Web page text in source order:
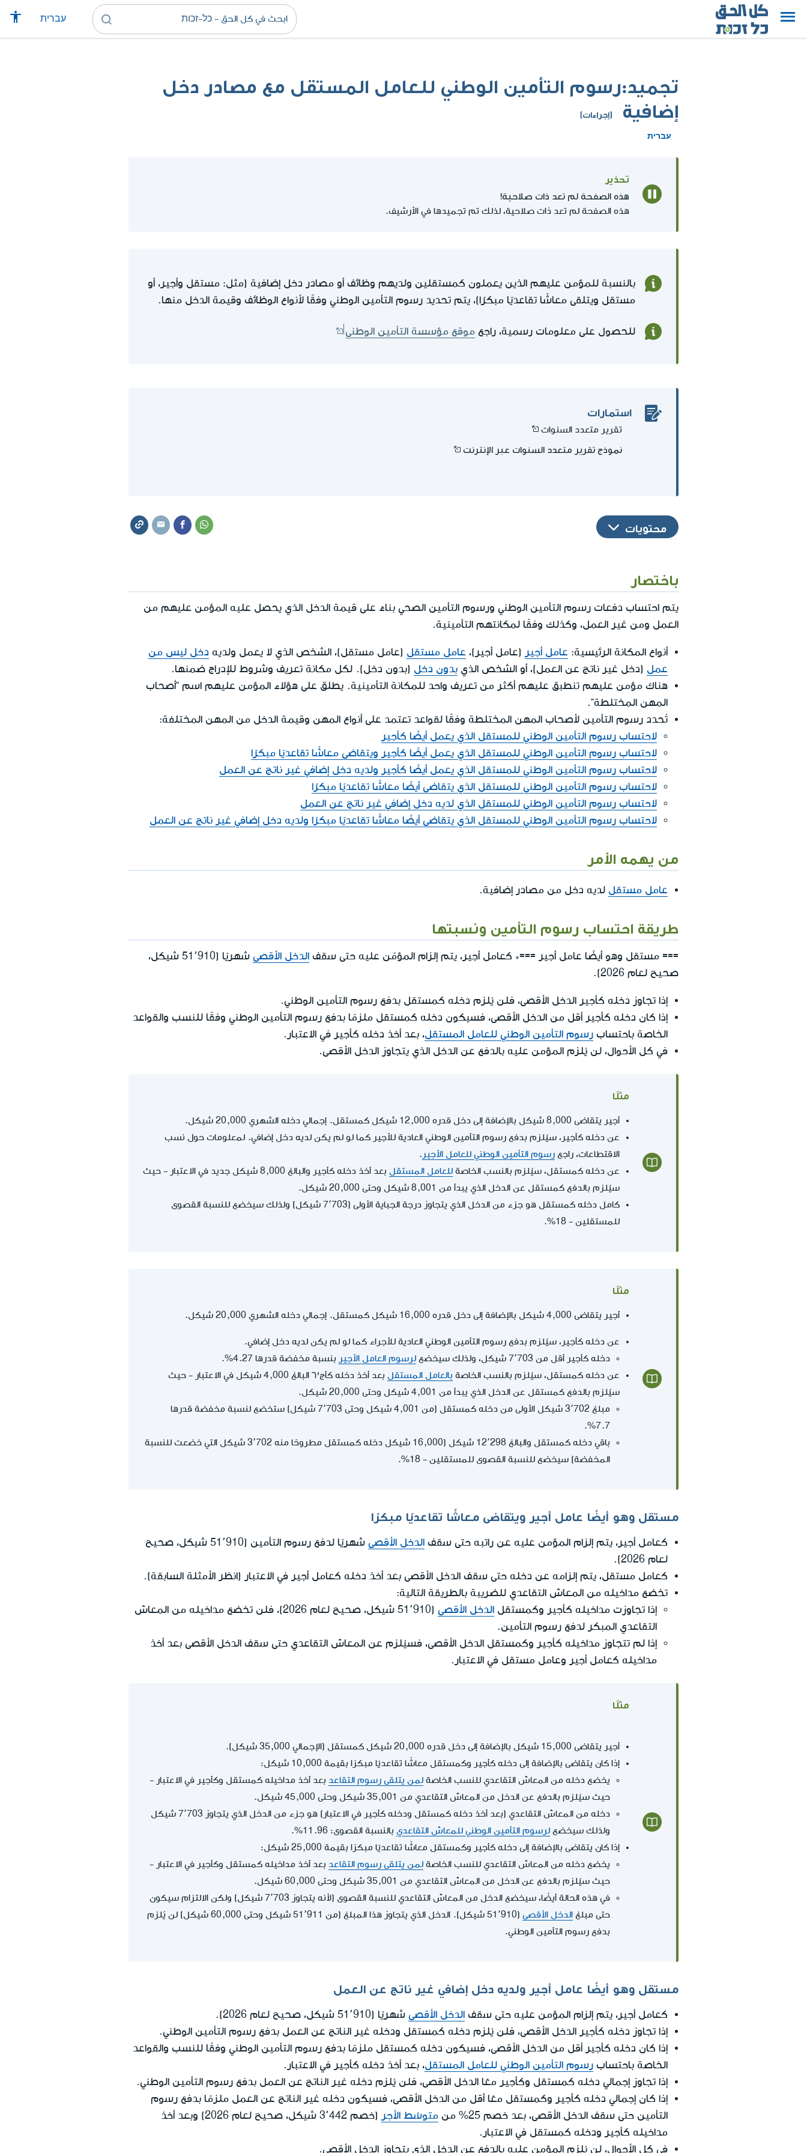
עברית
تجميد:رسوم التأمين الوطني للعامل المستقل مع مصادر دخل
إضافية
(إجراءات)
עברית
تحذير
هذه الصفحة لم تعد ذات صلاحية!
هذه الصفحة لم تعد ذات صلاحية، لذلك تم تجميدها في الأرشيف.
بالنسبة للمؤمن عليهم الذين يعملون كمستقلين ولديهم وظائف أو مصادر دخل إضافية (مثل: مستقل وأجير، أو
مستقل ويتلقى معاشًا تقاعديًا مبكرًا)، يتم تحديد رسوم التأمين الوطني وفقًا لأنواع الوظائف وقيمة الدخل منها.
للحصول على معلومات رسمية، راجع موقع مؤسسة التأمين الوطني
استمارات
تقرير متعدد السنوات
نموذج تقرير متعدد السنوات عبر الإنترنت
محتويات
باختصار
يتم احتساب دفعات رسوم التأمين الوطني ورسوم التأمين الصحي بناءً على قيمة الدخل الذي يحصل عليه المؤمن عليهم من
العمل ومن غير العمل، وكذلك وفقًا لمكانتهم التأمينية.
أنواع المكانة الرئيسية: عامل أجير (عامل أجير)، عامل مستقل (عامل مستقل)، الشخص الذي لا يعمل ولديه دخل ليس من
عمل (دخل غير ناتج عن العمل)، أو الشخص الذي بدون دخل (بدون دخل). لكل مكانة تعريف وشروط للإدراج ضمنها.
هناك مؤمن عليهم تنطبق عليهم أكثر من تعريف واحد للمكانة التأمينية. يطلق على هؤلاء المؤمن عليهم اسم "أصحاب
المهن المختلطة".
تُحدد رسوم التأمين لأصحاب المهن المختلطة وفقًا لقواعد تعتمد على أنواع المهن وقيمة الدخل من المهن المختلفة:
لاحتساب رسوم التأمين الوطني للمستقل الذي يعمل أيضًا كأجير
لاحتساب رسوم التأمين الوطني للمستقل الذي يعمل أيضًا كأجير ويتقاضى معاشًا تقاعديًا مبكرًا
لاحتساب رسوم التأمين الوطني للمستقل الذي يعمل أيضًا كأجير ولديه دخل إضافي غير ناتج عن العمل
لاحتساب رسوم التأمين الوطني للمستقل الذي يتقاضى أيضًا معاشًا تقاعديًا مبكرًا
لاحتساب رسوم التأمين الوطني للمستقل الذي لديه دخل إضافي غير ناتج عن العمل
لاحتساب رسوم التأمين الوطني للمستقل الذي يتقاضى أيضًا معاشًا تقاعديًا مبكرًا ولديه دخل إضافي غير ناتج عن العمل
من يهمه الأمر
عامل مستقل لديه دخل من مصادر إضافية.
طريقة احتساب رسوم التأمين ونسبتها
=== مستقل وهو أيضًا عامل أجير ===* كعامل أجير، يتم إلزام المؤمّن عليه حتى سقف الدخل الأقصى
شهريًا (51٬910 شيكل،
صحيح لعام 2026).
إذا تجاوز دخله كأجير الدخل الأقصى، فلن يُلزم دخله كمستقل بدفع رسوم التأمين الوطني.
إذا كان دخله كأجير أقل من الدخل الأقصى، فسيكون دخله كمستقل ملزمًا بدفع رسوم التأمين الوطني وفقًا للنسب والقواعد
الخاصة باحتساب رسوم التأمين الوطني للعامل المستقل، بعد أخذ دخله كأجير في الاعتبار.
في كل الأحوال، لن يُلزم المؤمن عليه بالدفع عن الدخل الذي يتجاوز الدخل الأقصى.
مثلًا
أجير يتقاضى 8,000 شيكل بالإضافة إلى دخل قدره 12,000 شيكل كمستقل. إجمالي دخله الشهري 20,000 شيكل.
عن دخله كأجير، سيُلزم بدفع رسوم التأمين الوطني العادية للأجير كما لو لم يكن لديه دخل إضافي. لمعلومات حول نسب
الاقتطاعات، راجع رسوم التأمين الوطني للعامل الأجير .
عن دخله كمستقل، سيُلزم بالنسب الخاصة للعامل المستقل
بعد أخذ دخله كأجير والبالغ 8,000 شيكل جديد في الاعتبار - حيث
سيُلزم بالدفع كمستقل عن الدخل الذي يبدأ من 8,001 شيكل وحتى 20,000 شيكل.
كامل دخله كمستقل هو جزء من الدخل الذي يتجاوز درجة الجباية الأولى (7٬703 شيكل) ولذلك سيخضع للنسبة القصوى
للمستقلين - 18%.
مثلًا
أجير يتقاضى 4,000 شيكل بالإضافة إلى دخل قدره 16,000 شيكل كمستقل. إجمالي دخله الشهري 20,000 شيكل.
عن دخله كأجير، سيُلزم بدفع رسوم التأمين الوطني العادية للأجراء كما لو لم يكن لديه دخل إضافي.
دخله كأجير أقل من 7٬703 شيكل، ولذلك سيخضع
لرسوم العامل الأجير بنسبة مخفضة قدرها 4.27%.
عن دخله كمستقل، سيُلزم بالنسب الخاصة بالعامل المستقل
بعد أخذ دخله كأجיר البالغ 4,000 شيكل في الاعتبار - حيث
سيُلزم بالدفع كمستقل عن الدخل الذي يبدأ من 4,001 شيكل وحتى 20,000 شيكل.
مبلغ 3٬702 شيكل الأولى من دخله كمستقل (من 4,001 شيكل وحتى 7٬703 شيكل) ستخضع لنسبة مخفضة قدرها
7.7%.
باقي دخله كمستقل والبالغ 12٬298 شيكل (16,000 شيكل دخله كمستقل مطروحًا منه 3٬702 شيكل التي خضعت للنسبة
المخفضة) سيخضع للنسبة القصوى للمستقلين - 18%.
مستقل وهو أيضًا عامل أجير ويتقاضى معاشًا تقاعديًا مبكرًا
كعامل أجير، يتم إلزام المؤمن عليه عن راتبه حتى سقف الدخل الأقصى
شهريًا لدفع رسوم التأمين (51٬910 شيكل، صحيح
لعام 2026).
كعامل مستقل، يتم إلزامه عن دخله حتى سقف الدخل الأقصى بعد أخذ دخله كعامل أجير في الاعتبار (انظر الأمثلة السابقة).
تخضع مداخيله من المعاش التقاعدي للضريبة بالطريقة التالية:
إذا تجاوزت مداخيله كأجير وكمستقل الدخل الأقصى
(51٬910 شيكل، صحيح لعام 2026)، فلن تخضع مداخيله من المعاش
التقاعدي المبكر لدفع رسوم التأمين.
إذا لم تتجاوز مداخيله كأجير وكمستقل الدخل الأقصى، فسيُلزم عن المعاش التقاعدي حتى سقف الدخل الأقصى بعد أخذ
مداخيله كعامل أجير وعامل مستقل في الاعتبار.
مثلًا
أجير يتقاضى 15,000 شيكل بالإضافة إلى دخل قدره 20,000 شيكل كمستقل (الإجمالي 35,000 شيكل).
إذا كان يتقاضى بالإضافة إلى دخله كأجير وكمستقل معاشًا تقاعديًا مبكرًا بقيمة 10,000 شيكل:
يخضع دخله من المعاش التقاعدي للنسب الخاصة لمن يتلقى رسوم التقاعد بعد أخذ مداخيله كمستقل وكأجير في الاعتبار -
حيث سيُلزم بالدفع عن الدخل من المعاش التقاعدي من 35,001 شيكل وحتى 45,000 شيكل.
دخله من المعاش التقاعدي (بعد أخذ دخله كمستقل ودخله كأجير في الاعتبار) هو جزء من الدخل الذي يتجاوز 7٬703 شيكل
ولذلك سيخضع لرسوم التأمين الوطني للمعاش التقاعدي بالنسبة القصوى: 11.96%.
إذا كان يتقاضى بالإضافة إلى دخله كأجير وكمستقل معاشًا تقاعديًا مبكرًا بقيمة 25,000 شيكل:
يخضع دخله من المعاش التقاعدي للنسب الخاصة لمن يتلقى رسوم التقاعد بعد أخذ مداخيله كمستقل وكأجير في الاعتبار -
حيث سيُلزم بالدفع عن الدخل من المعاش التقاعدي من 35,001 شيكل وحتى 60,000 شيكل.
في هذه الحالة أيضًا، سيخضع الدخل من المعاش التقاعدي للنسبة القصوى (لأنه يتجاوز 7٬703 شيكل) ولكن الالتزام سيكون
حتى مبلغ الدخل الأقصى
(51٬910 شيكل). الدخل الذي يتجاوز هذا المبلغ (من 51٬911 شيكل وحتى 60,000 شيكل) لن يُلزم
بدفع رسوم التأمين الوطني.
مستقل وهو أيضًا عامل أجير ولديه دخل إضافي غير ناتج عن العمل
كعامل أجير، يتم إلزام المؤمن عليه حتى سقف الدخل الأقصى شهريًا (51٬910 شيكل، صحيح لعام 2026).
إذا تجاوز دخله كأجير الدخل الأقصى، فلن يُلزم دخله كمستقل ودخله غير الناتج عن العمل بدفع رسوم التأمين الوطني.
إذا كان دخله كأجير أقل من الدخل الأقصى، فسيكون دخله كمستقل ملزمًا بدفع رسوم التأمين الوطني وفقًا للنسب والقواعد
الخاصة باحتساب رسوم التأمين الوطني للعامل المستقل، بعد أخذ دخله كأجير في الاعتبار.
إذا تجاوز إجمالي دخله كمستقل وكأجير معًا الدخل الأقصى، فلن يُلزم دخله غير الناتج عن العمل بدفع رسوم التأمين الوطني.
إذا كان إجمالي دخله كأجير وكمستقل معًا أقل من الدخل الأقصى، فسيكون دخله غير الناتج عن العمل ملزمًا بدفع رسوم
التأمين حتى سقف الدخل الأقصى، بعد خصم 25% من
متوسّط الأجر
(خصم 3٬442 شيكل، صحيح لعام 2026) وبعد أخذ
مداخيله كأجير ودخله كمستقل في الاعتبار.
في كل الأحوال، لن يُلزم المؤمن عليه بالدفع عن الدخل الذي يتجاوز الدخل الأقصى.